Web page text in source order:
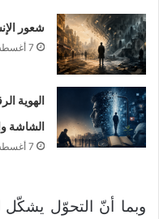
شعور
7 أغسطس، 2026
الهوية
الشاشة
7 أغسطس، 2026
وبما أنّ التحوّل يشكّل